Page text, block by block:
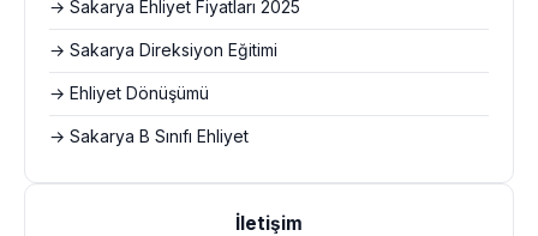
→ Sakarya Ehliyet Fiyatları 2025
→ Sakarya Direksiyon Eğitimi
→ Ehliyet Dönüşümü
→ Sakarya B Sınıfı Ehliyet
İletişim